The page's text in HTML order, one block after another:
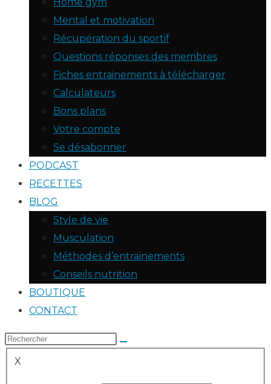
Mental et motivation
Récupération du sportif
Questions réponses des membres
Fiches entrainements à télécharger
Calculateurs
Bons plans
Votre compte
Se désabonner
PODCAST
RECETTES
BLOG
Style de vie
Musculation
Méthodes d’entrainements
Conseils nutrition
BOUTIQUE
CONTACT
X